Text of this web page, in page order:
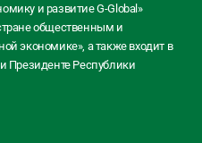
и развитие G-Global»
общественным и
экономике», а также входит в
Президенте Республики